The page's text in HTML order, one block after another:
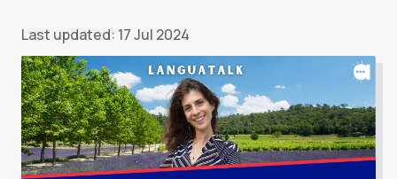
Last updated: 17 Jul 2024